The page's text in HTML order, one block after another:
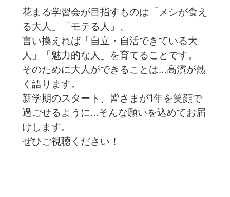
花まる学習会が目指すものは「メシが食え
る大人」「モテる人」、
言い換えれば「自立・自活できている大
人」「魅力的な人」を育てることです。
そのために大人ができることは…高濱が熱
く語ります。
新学期のスタート、皆さまが1年を笑顔で
過ごせるように…そんな願いを込めてお届
けします。
ぜひご視聴ください！